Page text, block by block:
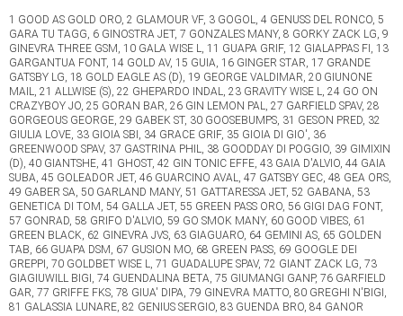
1 GOOD AS GOLD ORO, 2 GLAMOUR VF, 3 GOGOL, 4 GENUSS DEL RONCO, 5
GARA TU TAGG, 6 GINOSTRA JET, 7 GONZALES MANY, 8 GORKY ZACK LG, 9
GINEVRA THREE GSM, 10 GALA WISE L, 11 GUAPA GRIF, 12 GIALAPPAS FI, 13
GARGANTUA FONT, 14 GOLD AV, 15 GUIA, 16 GINGER STAR, 17 GRANDE
GATSBY LG, 18 GOLD EAGLE AS (D), 19 GEORGE VALDIMAR, 20 GIUNONE
MAIL, 21 ALLWISE (S), 22 GHEPARDO INDAL, 23 GRAVITY WISE L, 24 GO ON
CRAZYBOY JO, 25 GORAN BAR, 26 GIN LEMON PAL, 27 GARFIELD SPAV, 28
GORGEOUS GEORGE, 29 GABEK ST, 30 GOOSEBUMPS, 31 GESON PRED, 32
GIULIA LOVE, 33 GIOIA SBI, 34 GRACE GRIF, 35 GIOIA DI GIO', 36
GREENWOOD SPAV, 37 GASTRINA PHIL, 38 GOODDAY DI POGGIO, 39 GIMIXIN
(D), 40 GIANTSHE, 41 GHOST, 42 GIN TONIC EFFE, 43 GAIA D'ALVIO, 44 GAIA
SUBA, 45 GOLEADOR JET, 46 GUARCINO AVAL, 47 GATSBY GEC, 48 GEA ORS,
49 GABER SA, 50 GARLAND MANY, 51 GATTARESSA JET, 52 GABANA, 53
GENETICA DI TOM, 54 GALLA JET, 55 GREEN PASS ORO, 56 GIGI DAG FONT,
57 GONRAD, 58 GRIFO D'ALVIO, 59 GO SMOK MANY, 60 GOOD VIBES, 61
GREEN BLACK, 62 GINEVRA JVS, 63 GIAGUARO, 64 GEMINI AS, 65 GOLDEN
TAB, 66 GUAPA DSM, 67 GUSION MO, 68 GREEN PASS, 69 GOOGLE DEI
GREPPI, 70 GOLDBET WISE L, 71 GUADALUPE SPAV, 72 GIANT ZACK LG, 73
GIAGIUWILL BIGI, 74 GUENDALINA BETA, 75 GIUMANGI GANP, 76 GARFIELD
GAR, 77 GRIFFE FKS, 78 GIUA' DIPA, 79 GINEVRA MATTO, 80 GREGHI N'BIGI,
81 GALASSIA LUNARE, 82 GENIUS SERGIO, 83 GUENDA BRO, 84 GANOR